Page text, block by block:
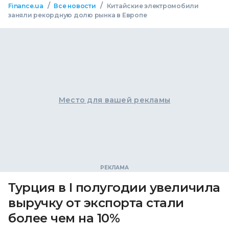
Finance.ua / Все новости /
Китайские электромобили
заняли рекордную долю рынка в Европе
Место для вашей рекламы
Турция в I полугодии увеличила
выручку от экспорта стали
более чем на 10%